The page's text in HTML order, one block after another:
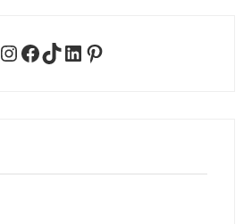
Instagram
Facebook
TikTok
LinkedIn
Pinterest